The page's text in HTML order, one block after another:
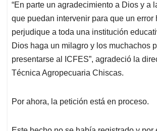
“En parte un agradecimiento a Dios y a
que puedan intervenir para que un error
perjudique a toda una institución
Dios haga un milagro y los muchachos
presentarse al ICFES”, agradeció la
Técnica Agropecuaria Chiscas.
Por ahora, la petición está en proceso.